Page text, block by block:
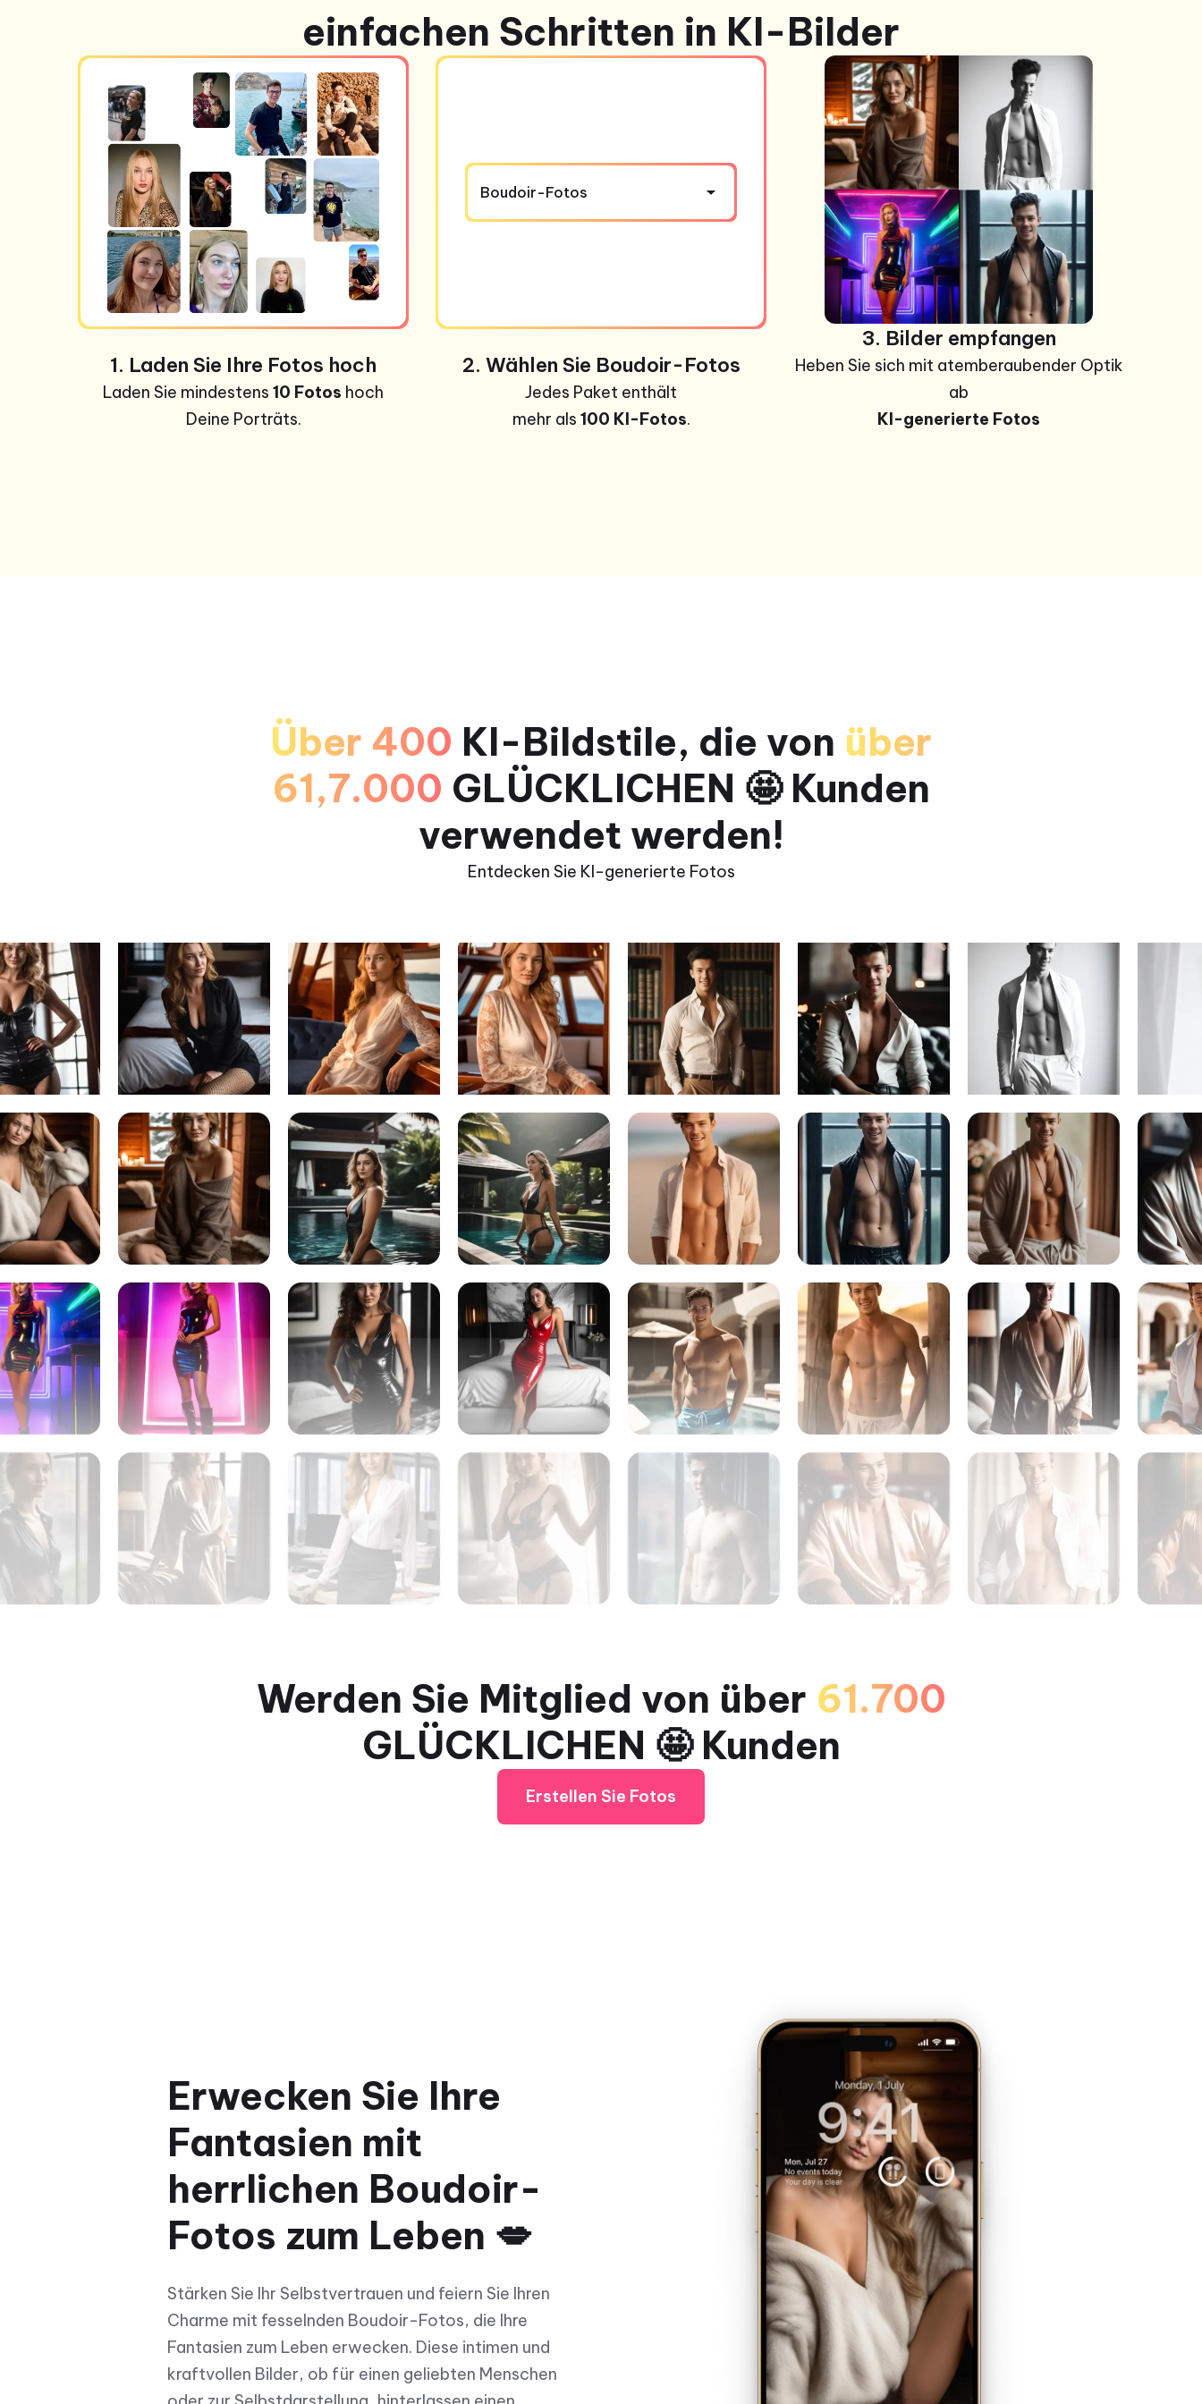
einfachen Schritten in KI-Bilder
1. Laden Sie Ihre Fotos hoch
Laden Sie mindestens 10 Fotos hoch
Deine Porträts.
Boudoir-Fotos
2. Wählen Sie Boudoir-Fotos
Jedes Paket enthält
mehr als 100 KI-Fotos.
+99
Fotos
3. Bilder empfangen
Heben Sie sich mit atemberaubender Optik
ab
KI-generierte Fotos
Über 400 KI-Bildstile, die von über
61,7.000 GLÜCKLICHEN 🤩 Kunden
verwendet werden!
Entdecken Sie KI-generierte Fotos
Werden Sie Mitglied von über 61.700
GLÜCKLICHEN 🤩 Kunden
Erstellen Sie Fotos
Erwecken Sie Ihre
Fantasien mit
herrlichen Boudoir-
Fotos zum Leben 💋
Stärken Sie Ihr Selbstvertrauen und feiern Sie Ihren
Charme mit fesselnden Boudoir-Fotos, die Ihre
Fantasien zum Leben erwecken. Diese intimen und
kraftvollen Bilder, ob für einen geliebten Menschen